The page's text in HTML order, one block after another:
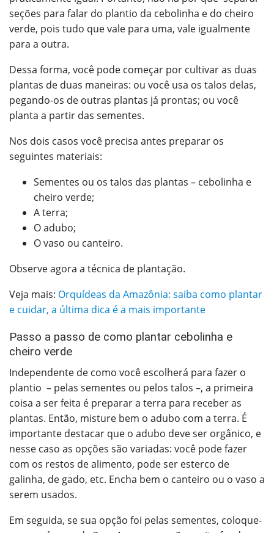
seções para falar do plantio da cebolinha e do cheiro
verde, pois tudo que vale para uma, vale igualmente
para a outra.
Dessa forma, você pode começar por cultivar as duas
plantas de duas maneiras: ou você usa os talos delas,
pegando-os de outras plantas já prontas; ou você
planta a partir das sementes.
Nos dois casos você precisa antes preparar os
seguintes materiais:
Sementes ou os talos das plantas – cebolinha e
cheiro verde;
A terra;
O adubo;
O vaso ou canteiro.
Observe agora a técnica de plantação.
Veja mais: Orquídeas da Amazônia: saiba como plantar
e cuidar, a última dica é a mais importante
Passo a passo de como plantar cebolinha e
cheiro verde
Independente de como você escolherá para fazer o
plantio – pelas sementes ou pelos talos –, a primeira
coisa a ser feita é preparar a terra para receber as
plantas. Então, misture bem o adubo com a terra. É
importante destacar que o adubo deve ser orgânico, e
nesse caso as opções são variadas: você pode fazer
com os restos de alimento, pode ser esterco de
galinha, de gado, etc. Encha bem o canteiro ou o vaso a
serem usados.
Em seguida, se sua opção foi pelas sementes, coloque-